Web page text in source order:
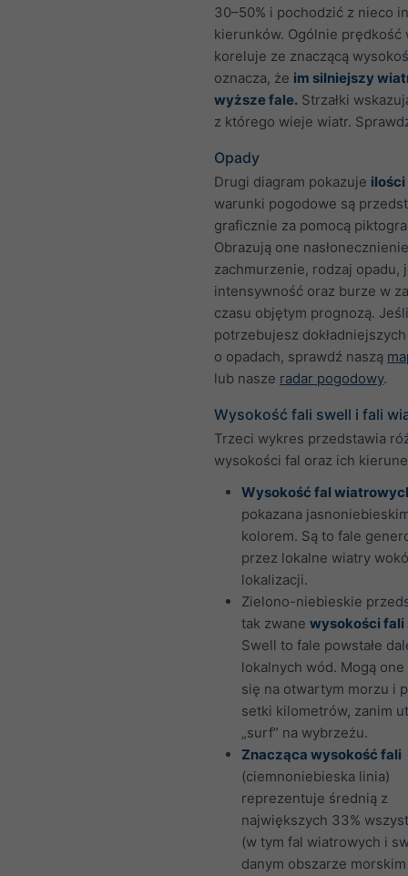
30–50% i pochodzić z nieco
kierunków. Ogólnie prędkość
koreluje ze znaczącą
oznacza, że im silniejszy
wyższe fale. Strzałki
z którego wieje wiatr.
Opady
Drugi diagram pokazuje
warunki pogodowe są
graficznie za pomocą
Obrazują one
zachmurzenie, rodzaj opadu,
intensywność oraz burze w
czasu objętym prognozą. Jeśli
potrzebujesz
o opadach, sprawdź naszą
lub nasze radar pogodowy.
Wysokość fali swell i fali
Trzeci wykres przedstawia
wysokości fal oraz ich
Wysokość fal
pokazana
kolorem. Są to fale
przez lokalne wiatry
lokalizacji.
Zielono-niebieskie
tak zwane wysokości fali
Swell to fale powstałe
lokalnych wód. Mogą
się na otwartym morzu i
setki kilometrów, zanim
„surf” na wybrzeżu.
Znacząca wysokość fali
(ciemnoniebieska linia)
reprezentuje średnią z
największych 33%
(w tym fal wiatrowych i
danym obszarze